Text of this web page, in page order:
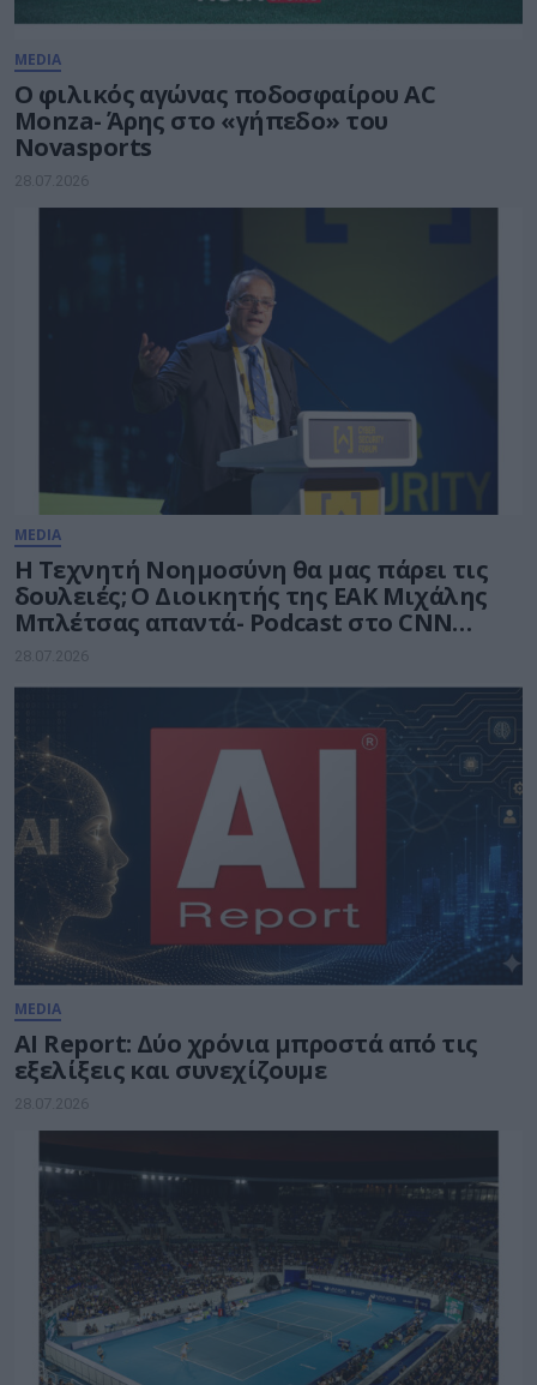
MEDIA
Ο φιλικός αγώνας ποδοσφαίρου AC
Monza- Άρης στο «γήπεδο» του
Novasports
28.07.2026
MEDIA
Η Τεχνητή Νοημοσύνη θα μας πάρει τις
δουλειές; Ο Διοικητής της ΕΑΚ Μιχάλης
Μπλέτσας απαντά- Podcast στο CNN
Greece
28.07.2026
MEDIA
AI Report: Δύο χρόνια μπροστά από τις
εξελίξεις και συνεχίζουμε
28.07.2026